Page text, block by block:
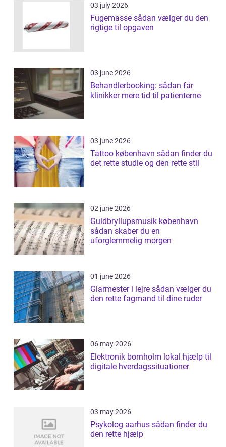
03 july 2026
Fugemasse sådan vælger du den
rigtige til opgaven
03 june 2026
Behandlerbooking: sådan får
klinikker mere tid til patienterne
03 june 2026
Tattoo københavn sådan finder du
det rette studie og den rette stil
02 june 2026
Guldbryllupsmusik københavn
sådan skaber du en
uforglemmelig morgen
01 june 2026
Glarmester i lejre sådan vælger du
den rette fagmand til dine ruder
06 may 2026
Elektronik bornholm lokal hjælp til
digitale hverdagssituationer
03 may 2026
Psykolog aarhus sådan finder du
den rette hjælp